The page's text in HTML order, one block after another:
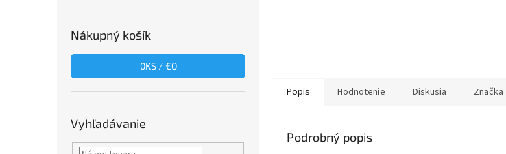
Nákupný košík
0KS /€0
Vyhľadávanie
Popis Hodnotenie Diskusia Značka
Podrobný popis